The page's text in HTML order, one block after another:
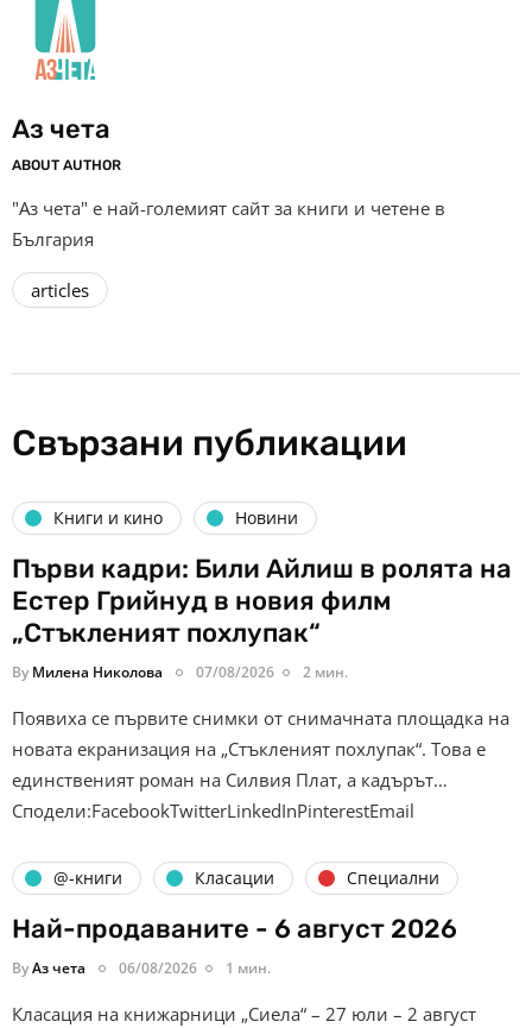
Аз чета
ABOUT AUTHOR
"Аз чета" е най-големият сайт за книги и четене в
България
articles
Свързани публикации
Книги и кино Новини
Първи кадри: Били Айлиш в ролята на
Естер Грийнуд в новия филм
„Стъкленият похлупак“
By Милена Николова 07/08/2026 2 мин.
Появиха се първите снимки от снимачната площадка на
новата екранизация на „Стъкленият похлупак“. Това е
единственият роман на Силвия Плат, а кадърът…
Сподели:FacebookTwitterLinkedInPinterestEmail
@-книги Класации Специални
Най-продаваните - 6 август 2026
ByАз чета 06/08/2026 1 мин.
Класация на книжарници „Сиела“ – 27 юли – 2 август